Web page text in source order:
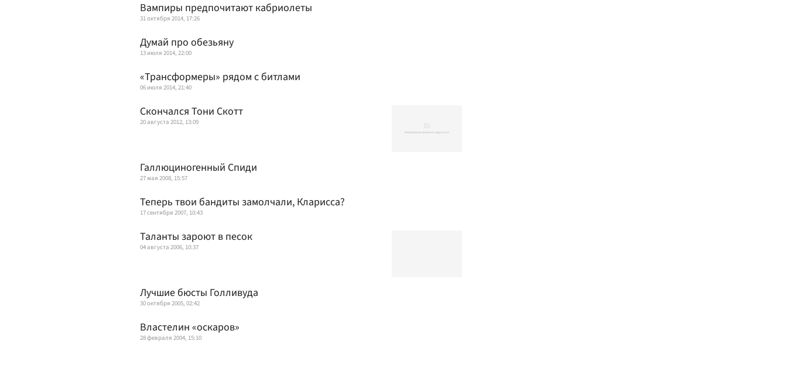
Вампиры предпочитают кабриолеты
31 октября 2014, 17:26
Думай про обезьяну
13 июля 2014, 22:00
«Трансформеры» рядом с битлами
06 июля 2014, 21:40
Скончался Тони Скотт
20 августа 2012, 13:09
Галлюциногенный Спиди
27 мая 2008, 15:57
Теперь твои бандиты замолчали, Кларисса?
17 сентября 2007, 10:43
Таланты зароют в песок
04 августа 2006, 10:37
Лучшие бюсты Голливуда
30 октября 2005, 02:42
Властелин «оскаров»
28 февраля 2004, 15:10